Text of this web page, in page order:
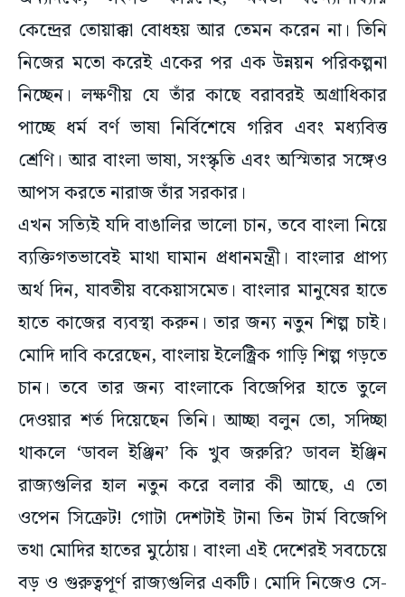
নিজের মতো করেই একের পর এক উন্নয়ন পরিকল্পনা
নিচ্ছেন। লক্ষণীয় যে তাঁর কাছে বরাবরই অগ্রাধিকার
পাচ্ছে ধর্ম বর্ণ ভাষা নির্বিশেষে গরিব এবং মধ্যবিত্ত
শ্রেণি। আর বাংলা ভাষা, সংস্কৃতি এবং অস্মিতার সঙ্গেও
আপস করতে নারাজ তাঁর সরকার।
এখন সত্যিই যদি বাঙালির ভালো চান, তবে বাংলা নিয়ে
ব্যক্তিগতভাবেই মাথা ঘামান প্রধানমন্ত্রী। বাংলার প্রাপ্য
অর্থ দিন, যাবতীয় বকেয়াসমেত। বাংলার মানুষের হাতে
হাতে কাজের ব্যবস্থা করুন। তার জন্য নতুন শিল্প চাই।
মোদি দাবি করেছেন, বাংলায় ইলেক্ট্রিক গাড়ি শিল্প গড়তে
চান। তবে তার জন্য বাংলাকে বিজেপির হাতে তুলে
দেওয়ার শর্ত দিয়েছেন তিনি। আচ্ছা বলুন তো, সদিচ্ছা
থাকলে ‘ডাবল ইঞ্জিন’ কি খুব জরুরি? ডাবল ইঞ্জিন
রাজ্যগুলির হাল নতুন করে বলার কী আছে, এ তো
ওপেন সিক্রেট! গোটা দেশটাই টানা তিন টার্ম বিজেপি
তথা মোদির হাতের মুঠোয়। বাংলা এই দেশেরই সবচেয়ে
বড় ও গুরুত্বপূর্ণ রাজ্যগুলির একটি। মোদি নিজেও সে-
কথা মুক্তমঞ্চ থেকে স্বীকার করেছেন। তাহলে যোগ্য